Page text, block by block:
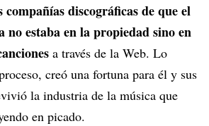
compañías discográficas de que el
no estaba en la propiedad sino en
a través de la Web. Lo
creó una fortuna para él y sus
la industria de la música que
en picado.